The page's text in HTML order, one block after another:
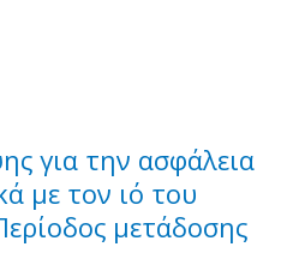
για την ασφάλεια
με τον ιό του
μετάδοσης